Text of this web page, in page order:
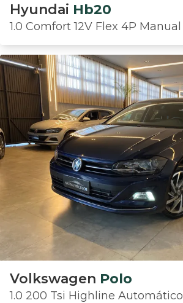
Hyundai Hb20
1.0 Comfort 12V Flex 4P Manual
Volkswagen Polo
1.0 200 Tsi Highline Automático